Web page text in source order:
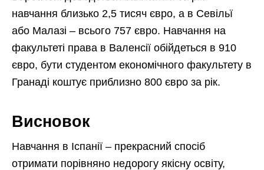
навчання близько 2,5 тисяч євро, а в Севільї
або Малазі – всього 757 євро. Навчання на
факультеті права в Валенсії обійдеться в 910
євро, бути студентом економічного факультету в
Гранаді коштує приблизно 800 євро за рік.
Висновок
Навчання в Іспанії – прекрасний спосіб
отримати порівняно недорогу якісну освіту,